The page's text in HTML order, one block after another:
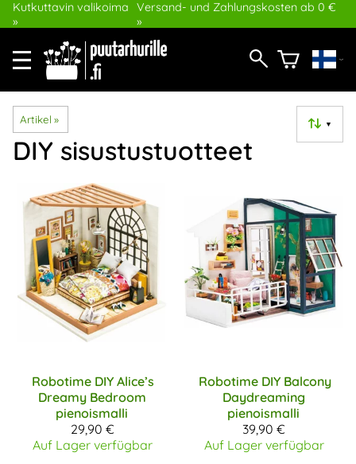
Kutkuttavin valikoima
»
Versand- und Zahlungskosten ab 0 €
»
Artikel ‪» ▼
DIY sisustustuotteet
Robotime DIY Alice’s
Dreamy Bedroom
pienoismalli
29,90 €
Auf Lager verfügbar
Robotime DIY Balcony
Daydreaming
pienoismalli
39,90 €
Auf Lager verfügbar